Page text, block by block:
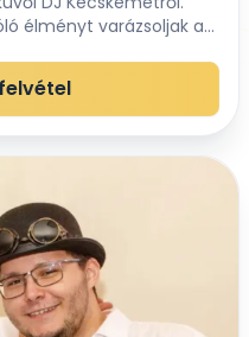
élményt varázsoljak a
Az esküvő nemcsak
legfontosabb...